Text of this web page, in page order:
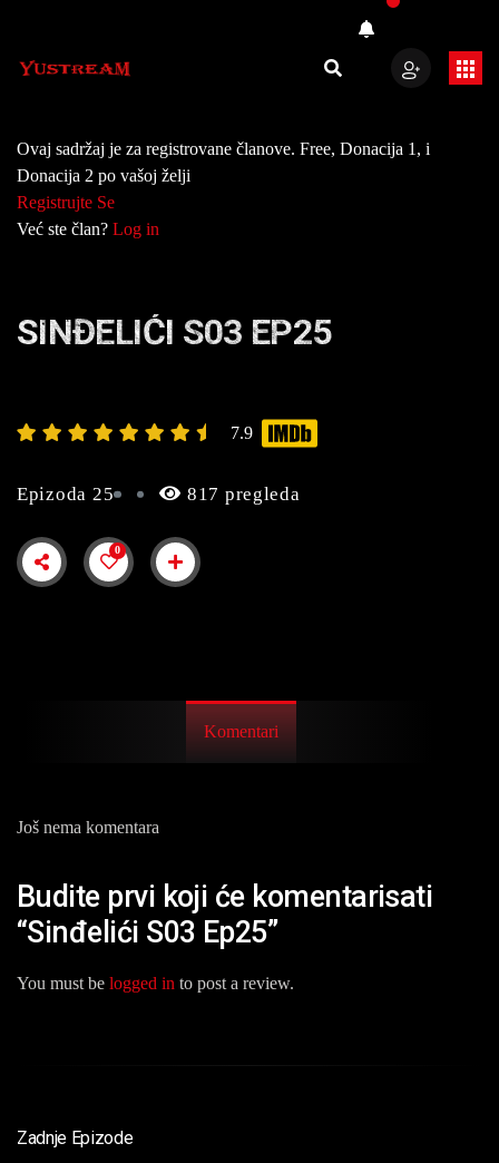
Ovaj sadržaj je za registrovane članove. Free, Donacija 1, i
Donacija 2 po vašoj želji
Registrujte Se
Već ste član? Log in
SINĐELIĆI S03 EP25
7.9
Epizoda 25 817 pregleda
0
Komentari
Još nema komentara
Budite prvi koji će komentarisati
“Sinđelići S03 Ep25”
You must be logged in to post a review.
Zadnje Epizode